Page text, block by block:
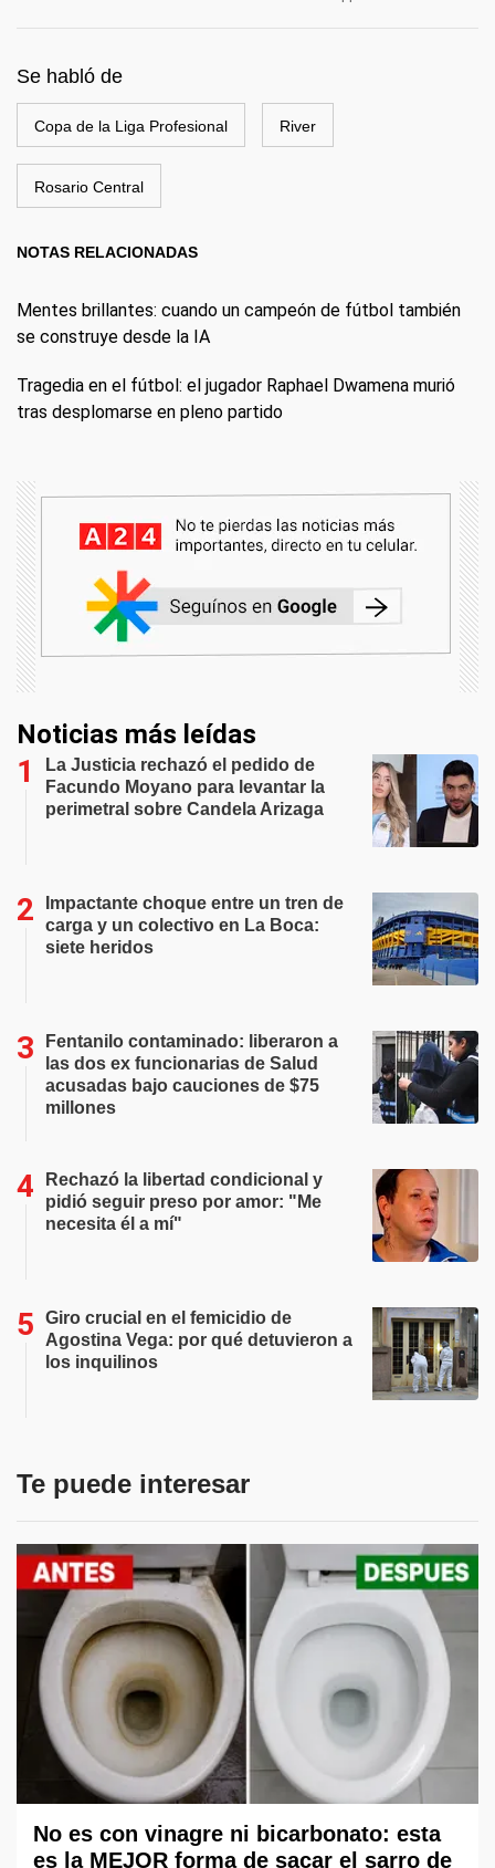
Se habló de
Copa de la Liga Profesional River
Rosario Central
NOTAS RELACIONADAS
Mentes brillantes: cuando un campeón de fútbol también
se construye desde la IA
Tragedia en el fútbol: el jugador Raphael Dwamena murió
tras desplomarse en pleno partido
Noticias más leídas
La Justicia rechazó el pedido de
Facundo Moyano para levantar la
perimetral sobre Candela Arizaga
Impactante choque entre un tren de
carga y un colectivo en La Boca:
siete heridos
Fentanilo contaminado: liberaron a
las dos ex funcionarias de Salud
acusadas bajo cauciones de $75
millones
Rechazó la libertad condicional y
pidió seguir preso por amor: "Me
necesita él a mí"
Giro crucial en el femicidio de
Agostina Vega: por qué detuvieron a
los inquilinos
Te puede interesar
No es con vinagre ni bicarbonato: esta
es la MEJOR forma de sacar el sarro de